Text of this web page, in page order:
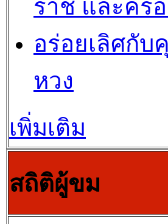
ราช และคร
อร่อยเลิศกั
หวง
เพิ่มเติม
สถิติผู้ขม